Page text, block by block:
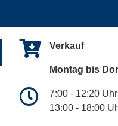
Verkauf
Montag bis
7:00 - 12:20 Uhr
13:00 - 18:00